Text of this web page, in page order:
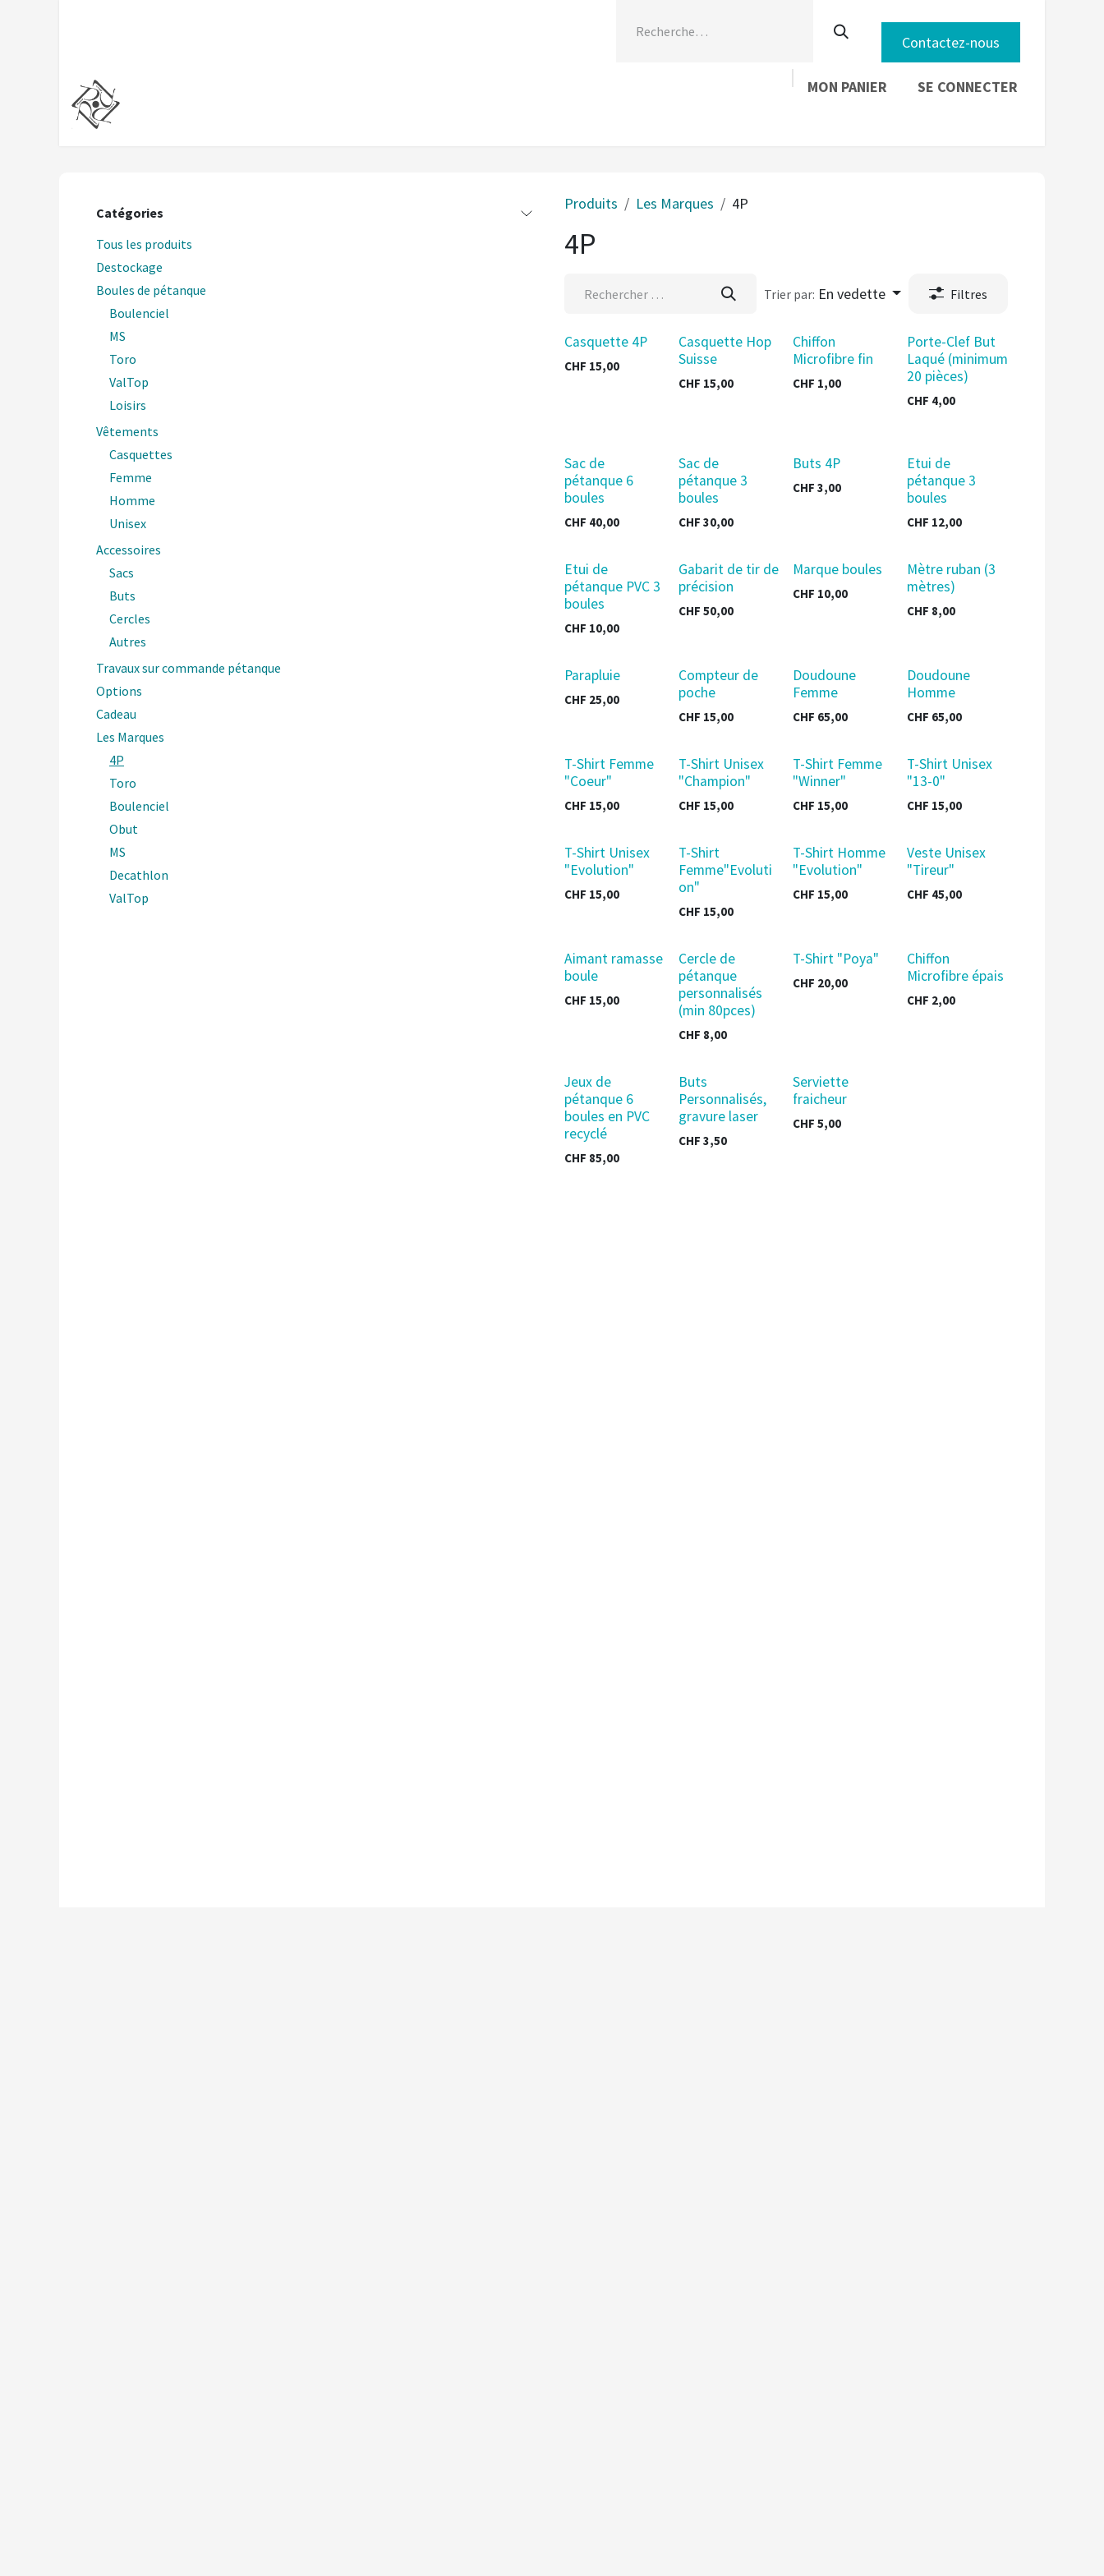
Contactez-nous
MON PANIER
SE CONNECTER
Catégories
Tous les produits
Destockage
Boules de pétanque
Boulenciel
MS
Toro
ValTop
Loisirs
Vêtements
Casquettes
Femme
Homme
Unisex
Accessoires
Sacs
Buts
Cercles
Autres
Travaux sur commande pétanque
Options
Cadeau
Les Marques
4P
Toro
Boulenciel
Obut
MS
Decathlon
ValTop
Produits Les Marques 4P
4P
Trier par: En vedette Filtres
Casquette 4P
CHF 15,00
Casquette Hop
Suisse
CHF 15,00
Chiffon
Microfibre fin
CHF 1,00
Porte-Clef But
Laqué (minimum
20 pièces)
CHF 4,00
Sac de
pétanque 6
boules
CHF 40,00
Sac de
pétanque 3
boules
CHF 30,00
Buts 4P
CHF 3,00
Etui de
pétanque 3
boules
CHF 12,00
Etui de
pétanque PVC 3
boules
CHF 10,00
Gabarit de tir de
précision
CHF 50,00
Marque boules
CHF 10,00
Mètre ruban (3
mètres)
CHF 8,00
Parapluie
CHF 25,00
Compteur de
poche
CHF 15,00
Doudoune
Femme
CHF 65,00
Doudoune
Homme
CHF 65,00
T-Shirt Femme
"Coeur"
CHF 15,00
T-Shirt Unisex
"Champion"
CHF 15,00
T-Shirt Femme
"Winner"
CHF 15,00
T-Shirt Unisex
"13-0"
CHF 15,00
T-Shirt Unisex
"Evolution"
CHF 15,00
T-Shirt
Femme"Evoluti
on"
CHF 15,00
T-Shirt Homme
"Evolution"
CHF 15,00
Veste Unisex
"Tireur"
CHF 45,00
Aimant ramasse
boule
CHF 15,00
Cercle de
pétanque
personnalisés
(min 80pces)
CHF 8,00
T-Shirt "Poya"
CHF 20,00
Chiffon
Microfibre épais
CHF 2,00
Jeux de
pétanque 6
boules en PVC
recyclé
CHF 85,00
Buts
Personnalisés,
gravure laser
CHF 3,50
Serviette
fraicheur
CHF 5,00